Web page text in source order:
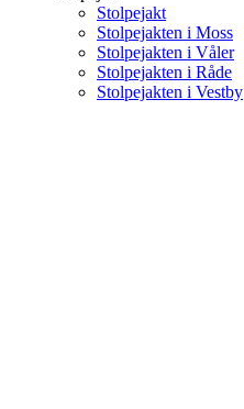
Stolpejakt
Stolpejakten i Moss
Stolpejakten i Våler
Stolpejakten i Råde
Stolpejakten i Vestby